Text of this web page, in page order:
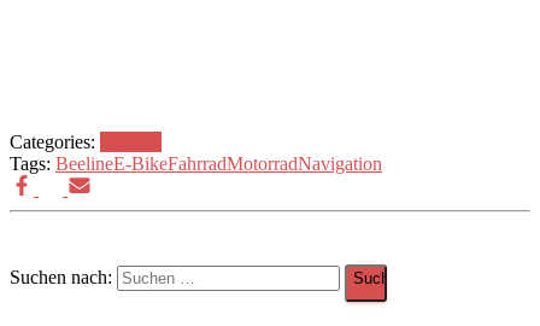
Categories:
Tags: BeelineE-BikeFahrradMotorradNavigation
Suchen nach: